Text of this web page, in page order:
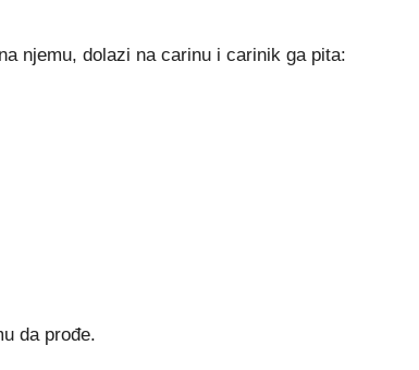
njemu, dolazi na carinu i carinik ga pita:
da prođe.